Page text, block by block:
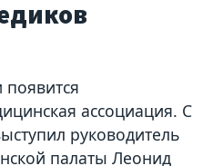
ассоциация. С
руководитель
палаты Леонид